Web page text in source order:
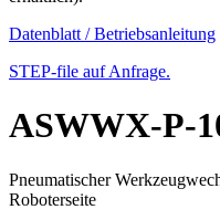
Datenblatt / Betriebsanleitung
STEP-file auf Anfrage.
ASWWX-P-
Pneumatischer
Roboterseite